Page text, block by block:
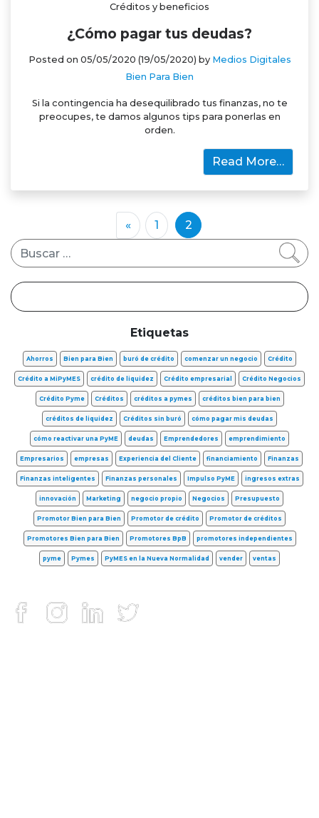
Créditos y beneficios
¿Cómo pagar tus deudas?
Posted on 05/05/2020 (19/05/2020) byMedios Digitales
Bien Para Bien
Si la contingencia ha desequilibrado tus finanzas, no te
preocupes, te damos algunos tips para ponerlas en
orden.
Read More…
« 1
2
Etiquetas
Ahorros Bien para Bien buró de crédito comenzar un negocio Crédito
Crédito a MiPyMES crédito de liquidez Crédito empresarial Crédito Negocios
Crédito Pyme Créditos créditos a pymes créditos bien para bien
créditos de liquidez Créditos sin buró cómo pagar mis deudas
cómo reactivar una PyME deudas Emprendedores emprendimiento
Empresarios empresas Experiencia del Cliente financiamiento Finanzas
Finanzas inteligentes Finanzas personales Impulso PyME ingresos extras
innovación Marketing negocio propio Negocios Presupuesto
Promotor Bien para Bien Promotor de crédito Promotor de créditos
Promotores Bien para Bien Promotores BpB promotores independientes
pyme Pymes PyMES en la Nueva Normalidad vender ventas